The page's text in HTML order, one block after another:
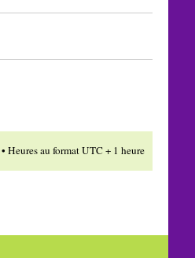
• Heures au format UTC + 1 heure